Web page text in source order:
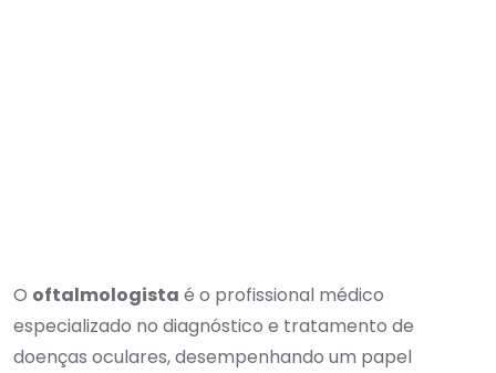
O oftalmologista é o profissional médico
especializado no diagnóstico e tratamento de
doenças oculares, desempenhando um papel